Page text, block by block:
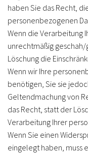
haben Sie das Recht,
personenbezogenen
Wenn die Verarbeitung
unrechtmäßig
Löschung die
Wenn wir Ihre
benötigen, Sie sie
Geltendmachung von
das Recht, statt der
Verarbeitung Ihrer
Wenn Sie einen
eingelegt haben, muss